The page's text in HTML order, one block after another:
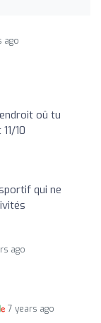
ago
oû tu
10
qui ne
ago
7 years ago